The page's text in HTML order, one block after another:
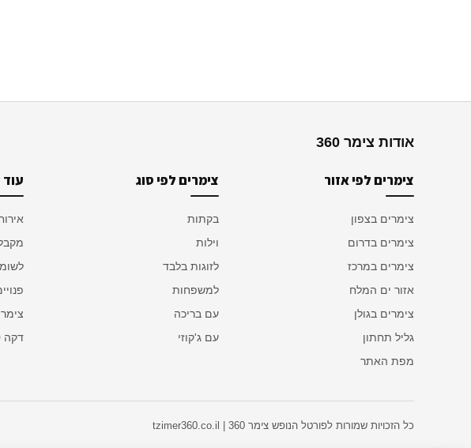
אודות צימר 360
צימרים לפי אזור
צימרים בצפון
צימרים בדרום
צימרים במרכז
אזור ים המלח
צימרים בגולן
גליל תחתון
מפת האתר
צימרים לפי סוג
בקתות
וילות
לזוגות בלבד
למשפחות
עם בריכה
עם ג'קוזי
עוד
דקה 90
כל הזכויות שמורות לפורטל הנופש צימר 360 | tzimer360.co.il